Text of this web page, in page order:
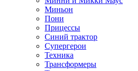
Миньон
Пони
Прицессы
Синий трактор
Супергерои
Техника
Трансформеры